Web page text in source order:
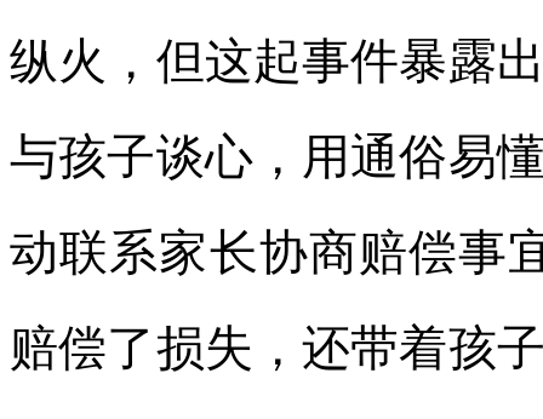
纵火，但这起事件暴露
与孩子谈心，用通俗易
动联系家长协商赔偿事
赔偿了损失，还带着孩